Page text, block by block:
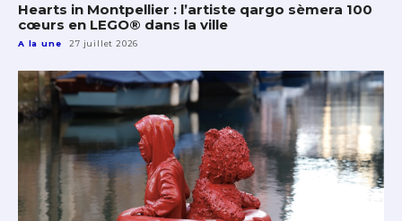
Hearts in Montpellier : l’artiste qargo sèmera 100
cœurs en LEGO® dans la ville
A la une 27 juillet 2026